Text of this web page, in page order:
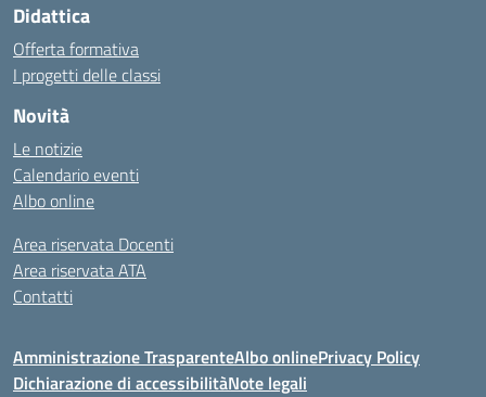
Didattica
Offerta formativa
I progetti delle classi
Novità
Le notizie
Calendario eventi
Albo online
Area riservata Docenti
Area riservata ATA
Contatti
Amministrazione TrasparenteAlbo onlinePrivacy Policy
Dichiarazione di accessibilitàNote legali